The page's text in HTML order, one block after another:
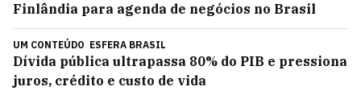
Finlândia para agenda de negócios no Brasil
UM CONTEÚDO ESFERA BRASIL
Dívida pública ultrapassa 80% do PIB e pressiona
juros, crédito e custo de vida